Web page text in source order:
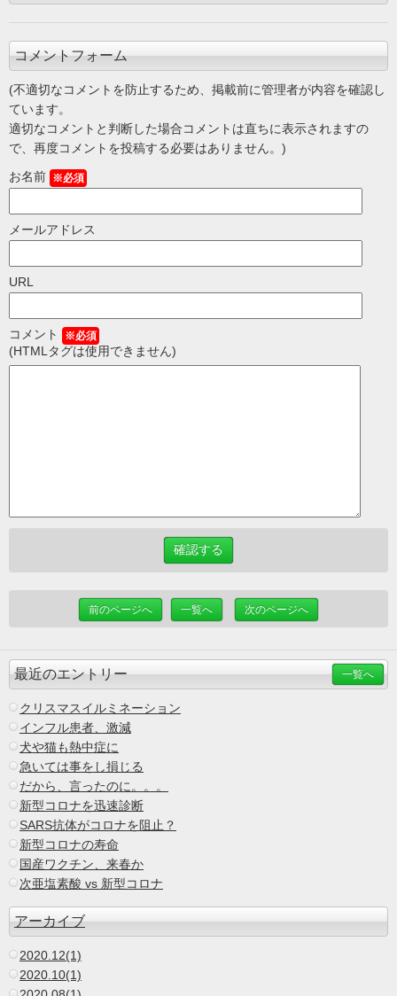
コメントフォーム
(不適切なコメントを防止するため、掲載前に管理者が内容を確認し
ています。
適切なコメントと判断した場合コメントは直ちに表示されますの
で、再度コメントを投稿する必要はありません。)
お名前 ※必須
メールアドレス
URL
コメント ※必須
(HTMLタグは使用できません)
前のページへ 一覧へ 次のページへ
最近のエントリー 一覧へ
クリスマスイルミネーション
インフル患者、激減
犬や猫も熱中症に
急いては事をし損じる
だから、言ったのに。。。
新型コロナを迅速診断
SARS抗体がコロナを阻止？
新型コロナの寿命
国産ワクチン、来春か
次亜塩素酸 vs 新型コロナ
アーカイブ
2020.12(1)
2020.10(1)